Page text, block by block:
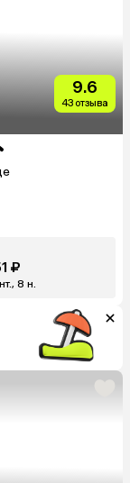
9.6
43 отзыва
₽
8 н.